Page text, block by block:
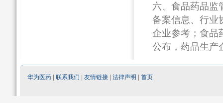
六、食品药品监
备案信息、行业
企业参考；食品
公布，药品生产
华为医药 联系我们 友情链接 法律声明 首页